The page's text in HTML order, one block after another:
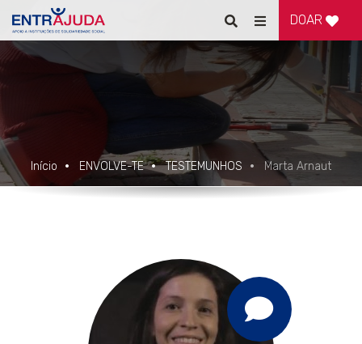
Pesquisar
Alternar
de
navegação
DOAR
Início ENVOLVE-TE TESTEMUNHOS Marta Arnaut